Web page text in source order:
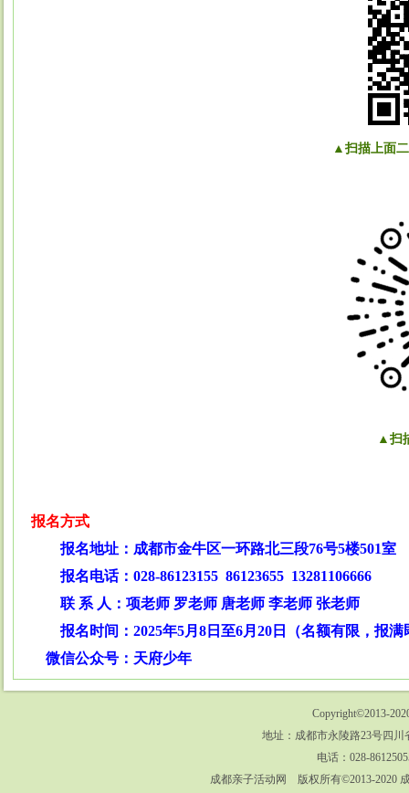
▲扫描上面
▲扫
报名方式
报名地址：成都市金牛区一环路北三段76号5楼501室
报名电话：028-86123155 86123655 13281106666
联 系 人：项老师 罗老师 唐老师 李老师 张老师
报名时间：2025年5月8日至6月20日（名额有限，报满
微信公众号：天府少年
Copyright©2013-
地址：成都市永陵路23号四
电话：028-
成都亲子活动网 版权所有©2013-2020